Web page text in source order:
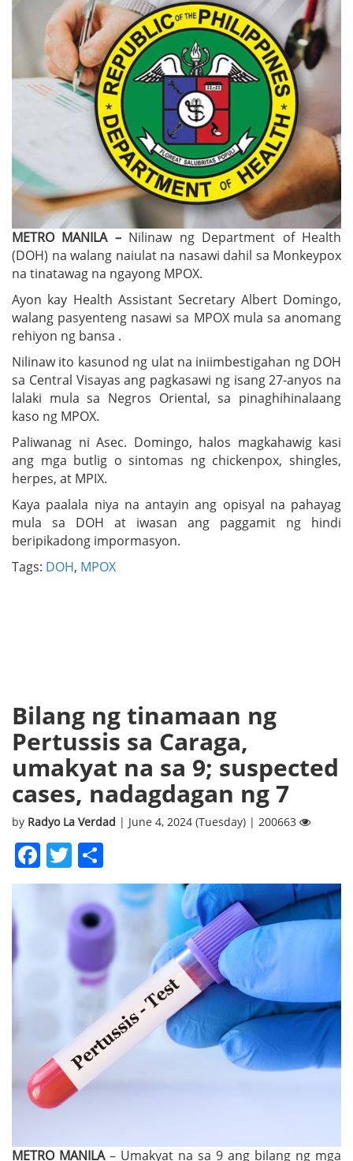
METRO MANILA –Nilinaw ng Department of Health
(DOH) na walang naiulat na nasawi dahil sa Monkeypox
na tinatawag na ngayong MPOX.
Ayon kay Health Assistant Secretary Albert Domingo,
walang pasyenteng nasawi sa MPOX mula sa anomang
rehiyon ng bansa .
Nilinaw ito kasunod ng ulat na iniimbestigahan ng DOH
sa Central Visayas ang pagkasawi ng isang 27-anyos na
lalaki mula sa Negros Oriental, sa pinaghihinalaang
kaso ng MPOX.
Paliwanag ni Asec. Domingo, halos magkahawig kasi
ang mga butlig o sintomas ng chickenpox, shingles,
herpes, at MPIX.
Kaya paalala niya na antayin ang opisyal na pahayag
mula sa DOH at iwasan ang paggamit ng hindi
beripikadong impormasyon.
Tags: DOH, MPOX
Bilang ng tinamaan ng
Pertussis sa Caraga,
umakyat na sa 9; suspected
cases, nadagdagan ng 7
by Radyo La Verdad | June 4, 2024 (Tuesday) | 200663
Facebook
Twitter
METRO MANILA– Umakyat na sa 9 ang bilang ng mga